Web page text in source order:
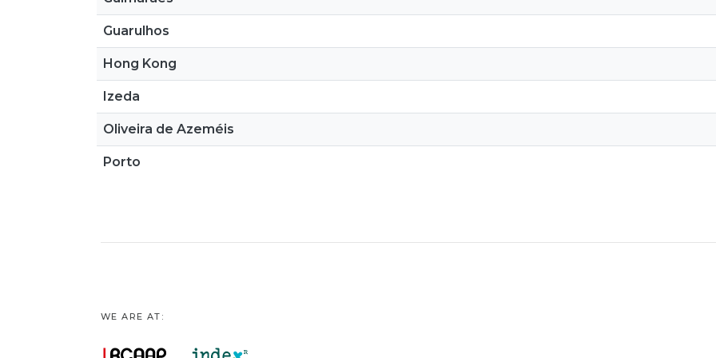
Guarulhos
Hong Kong
Izeda
Oliveira de Azeméis
Porto
WE ARE AT: